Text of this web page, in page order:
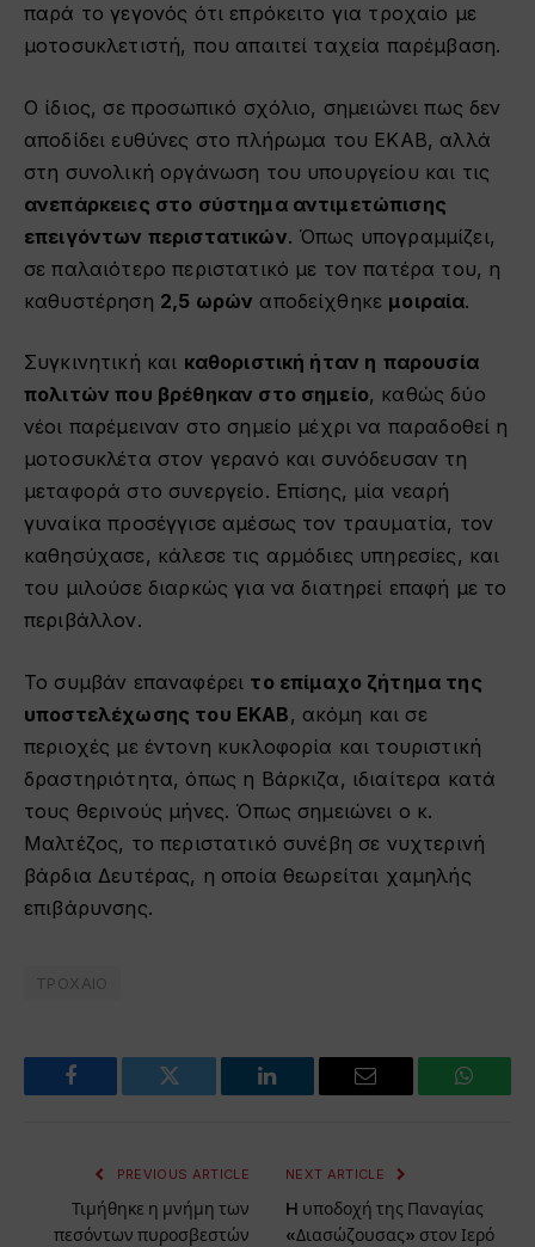
παρά το γεγονός ότι επρόκειτο για τροχαίο με
μοτοσυκλετιστή, που απαιτεί ταχεία παρέμβαση.
Ο ίδιος, σε προσωπικό σχόλιο, σημειώνει πως δεν
αποδίδει ευθύνες στο πλήρωμα του ΕΚΑΒ, αλλά
στη συνολική οργάνωση του υπουργείου και τις
ανεπάρκειες στο σύστημα αντιμετώπισης
επειγόντων περιστατικών. Όπως υπογραμμίζει,
σε παλαιότερο περιστατικό με τον πατέρα του, η
καθυστέρηση 2,5 ωρών αποδείχθηκε μοιραία.
Συγκινητική και καθοριστική ήταν η παρουσία
πολιτών που βρέθηκαν στο σημείο, καθώς δύο
νέοι παρέμειναν στο σημείο μέχρι να παραδοθεί η
μοτοσυκλέτα στον γερανό και συνόδευσαν τη
μεταφορά στο συνεργείο. Επίσης, μία νεαρή
γυναίκα προσέγγισε αμέσως τον τραυματία, τον
καθησύχασε, κάλεσε τις αρμόδιες υπηρεσίες, και
του μιλούσε διαρκώς για να διατηρεί επαφή με το
περιβάλλον.
Το συμβάν επαναφέρει το επίμαχο ζήτημα της
υποστελέχωσης του ΕΚΑΒ, ακόμη και σε
περιοχές με έντονη κυκλοφορία και τουριστική
δραστηριότητα, όπως η Βάρκιζα, ιδιαίτερα κατά
τους θερινούς μήνες. Όπως σημειώνει ο κ.
Μαλτέζος, το περιστατικό συνέβη σε νυχτερινή
βάρδια Δευτέρας, η οποία θεωρείται χαμηλής
επιβάρυνσης.
ΤΡΟΧΑΙΟ
Facebook Twitter LinkedIn Email
PREVIOUS ARTICLE
Τιμήθηκε η μνήμη των
πεσόντων πυροσβεστών
NEXT ARTICLE
H υποδοχή της Παναγίας
«Διασώζουσας» στον Ιερό